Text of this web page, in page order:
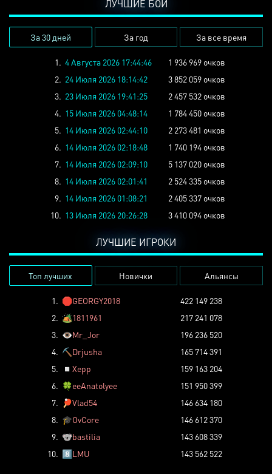
ЛУЧШИЕ БОИ
За 30 дней За год За все время
1. 4 Августа 2026 17:44:46
1 936 969 очков
2. 24 Июля 2026 18:14:42
3 852 059 очков
3. 23 Июля 2026 19:41:25
2 457 532 очков
4. 15 Июля 2026 04:48:14
1 784 450 очков
5. 14 Июля 2026 02:44:10
2 273 481 очков
6. 14 Июля 2026 02:18:48
1 740 194 очков
7. 14 Июля 2026 02:09:10
5 137 020 очков
8. 14 Июля 2026 02:01:41
2 524 335 очков
9. 14 Июля 2026 01:08:21
2 405 337 очков
10. 13 Июля 2026 20:26:28 3 410 094 очков
ЛУЧШИЕ ИГРОКИ
Топ лучших Новички Альянсы
1. 🛑GEORGY2018
422 149 238
2. 🏕️1811961
217 241 078
3. 👁️Mr_Jor
196 236 520
4. ⛏️ Drjusha
165 714 391
5.
◽ Xepp
159 163 204
6. 🍀eeAnatolyee
151 950 399
7.
🏓Vlad54
146 634 180
8. 🎓OvCore
146 612 370
9. 🐨bastilia
143 608 339
10. 8️⃣LMU 143 562 522